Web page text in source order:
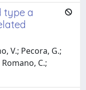
type a
V.; Pecora, G.;
C.;